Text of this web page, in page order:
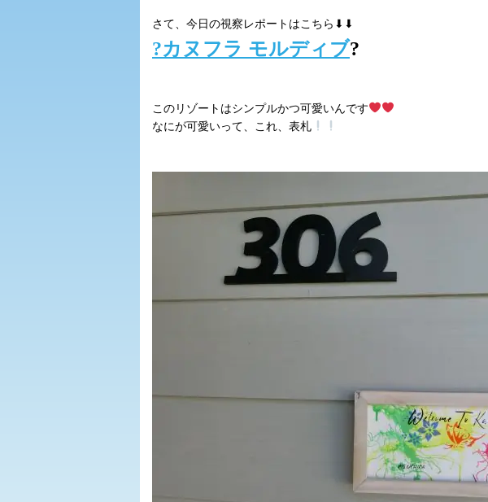
さて、今日の視察レポートはこちら⬇⬇
?カヌフラ モルディブ?
このリゾートはシンプルかつ可愛いんです
なにが可愛いって、これ、表札